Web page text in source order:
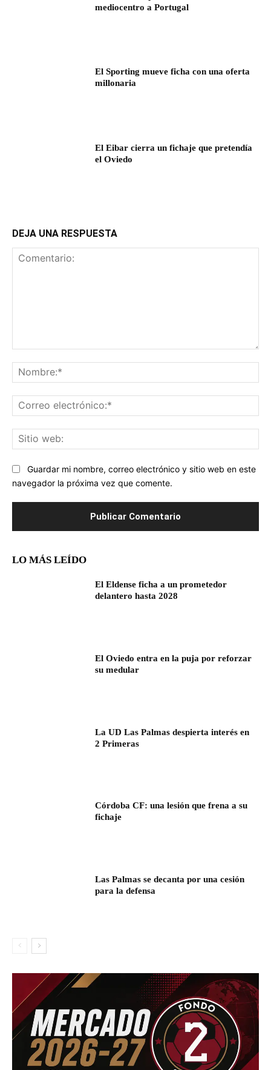
mediocentro a Portugal
El Sporting mueve ficha con una oferta
millonaria
El Eibar cierra un fichaje que pretendía
el Oviedo
DEJA UNA RESPUESTA
Guardar mi nombre, correo electrónico y sitio web en este
navegador la próxima vez que comente.
LO MÁS LEÍDO
El Eldense ficha a un prometedor
delantero hasta 2028
El Oviedo entra en la puja por reforzar
su medular
La UD Las Palmas despierta interés en
2 Primeras
Córdoba CF: una lesión que frena a su
fichaje
Las Palmas se decanta por una cesión
para la defensa